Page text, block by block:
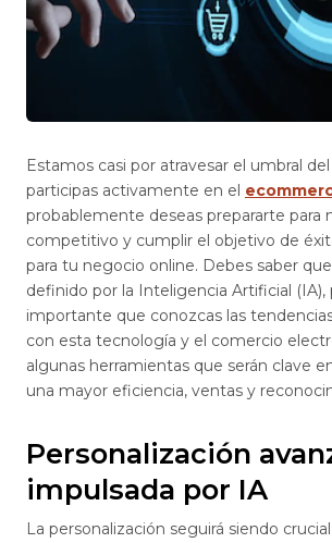
Estamos casi por atravesar el umbral del
participas activamente en el
probablemente deseas prepararte para
competitivo y cumplir el objetivo de
para tu negocio online. Debes saber
definido por la Inteligencia Artificial (IA),
importante que conozcas las
con esta tecnología y el comercio
algunas herramientas que serán clave
una mayor eficiencia, ventas y
Personalización
impulsada por IA
La personalización seguirá siendo